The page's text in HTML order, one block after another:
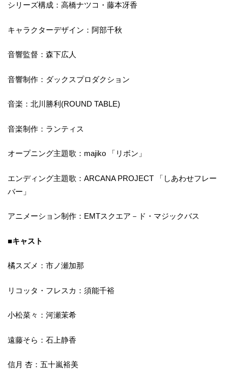
シリーズ構成：高橋ナツコ・藤本冴香
キャラクターデザイン：阿部千秋
音響監督：森下広人
音響制作：ダックスプロダクション
音楽：北川勝利(ROUND TABLE)
音楽制作：ランティス
オープニング主題歌：majiko 「リボン」
エンディング主題歌：ARCANA PROJECT 「しあわせフレー
バー」
アニメーション制作：EMTスクエア－ド・マジックバス
■キャスト
橘スズメ：市ノ瀬加那
リコッタ・フレスカ：須能千裕
小松菜々：河瀬茉希
遠藤そら：石上静香
信月 杏：五十嵐裕美